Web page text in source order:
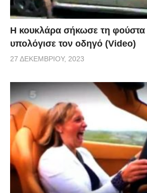
Η κουκλάρα σήκωσε τη φούστα
υπολόγισε τον οδηγό (Video)
27 ΔΕΚΕΜΒΡΊΟΥ, 2023